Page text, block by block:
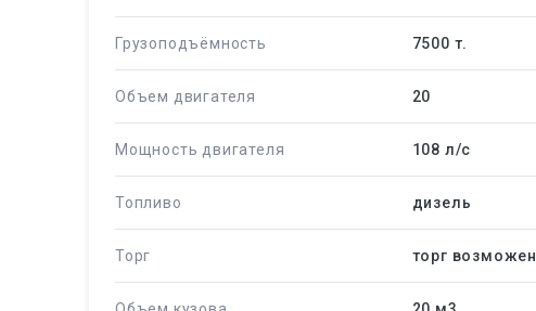
Грузоподъёмность 7500 т.
Объем двигателя 20
Мощность двигателя 108 л/c
Топливо дизель
Торг торг возможен